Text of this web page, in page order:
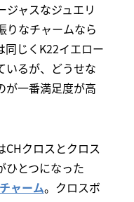
ジャスなジュエリ
りなチャームなら
同じくK22イエロー
いるが、どうせな
が一番満足度が高
CHクロスとクロス
ひとつになった
ャーム。クロスボ